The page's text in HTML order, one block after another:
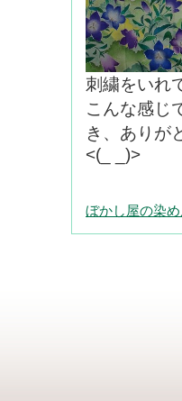
刺繍をいれ
こんな感じ
き、ありが
<(_ _)>
ぼかし屋の染